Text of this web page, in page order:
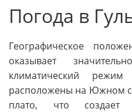
Погода в
Географическое
оказывает
климатический
расположены на Южном
плато, что